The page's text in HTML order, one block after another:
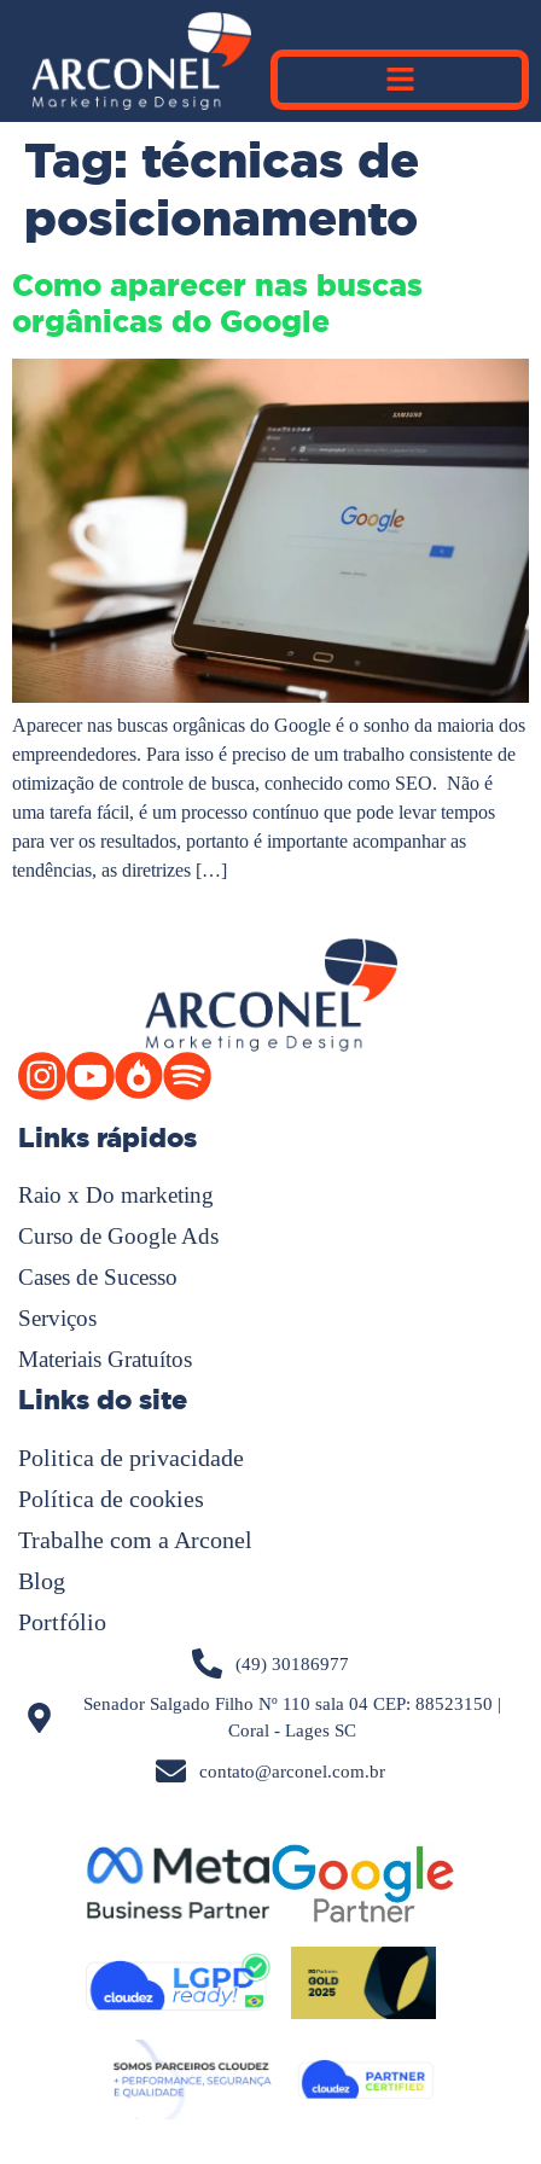
Tag: técnicas de
posicionamento
Como aparecer nas buscas
orgânicas do Google
Aparecer nas buscas orgânicas do Google é o sonho da maioria dos
empreendedores. Para isso é preciso de um trabalho consistente de
otimização de controle de busca, conhecido como SEO. Não é
uma tarefa fácil, é um processo contínuo que pode levar tempos
para ver os resultados, portanto é importante acompanhar as
tendências, as diretrizes […]
Links rápidos
Raio x Do marketing
Curso de Google Ads
Cases de Sucesso
Serviços
Materiais Gratuítos
Links do site
Politica de privacidade
Política de cookies
Trabalhe com a Arconel
Blog
Portfólio
(49) 30186977
Senador Salgado Filho Nº 110 sala 04 CEP: 88523150 |
Coral - Lages SC
contato@arconel.com.br